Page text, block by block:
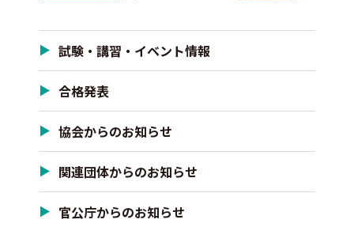
試験・講習・イベント情報
合格発表
協会からのお知らせ
関連団体からのお知らせ
官公庁からのお知らせ